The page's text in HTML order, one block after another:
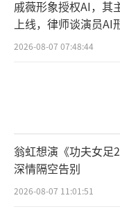
电视电影/限
杰西卡·查
山姆·艾略
最佳特技群
《怪奇物语》
戚薇形象授权AI，其
上线，律师谈演员AI
数字资产
2026-08-07 07:48:44
翁虹想演《功夫女足
深情隔空告别
2026-08-07 11:01:51